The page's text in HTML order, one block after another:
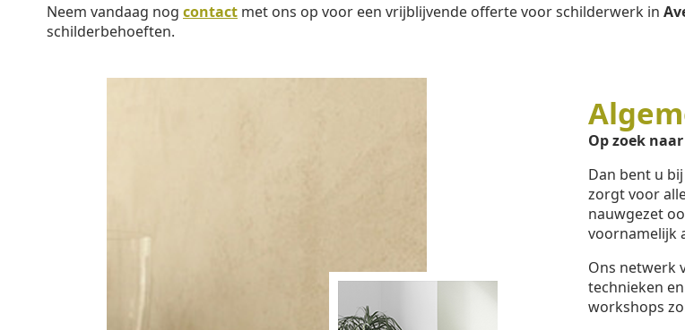
Neem vandaag nog contact met ons op voor een vrijblijvende offerte voor schilderwerk in
schilderbehoeften.
Op zoek
Dan bent u
zorgt voor
nauwgezet
voornamelijk
Ons netwerk
technieken
workshops